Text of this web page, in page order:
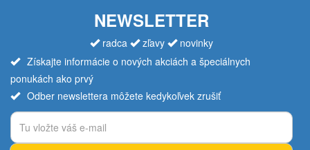
NEWSLETTER
radca zľavy
novinky
Získajte informácie o nových akciách a špeciálnych
ponukách ako prvý
Odber newslettera môžete kedykoľvek zrušiť